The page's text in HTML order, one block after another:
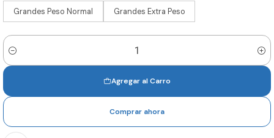
Grandes Peso Normal Grandes Extra Peso
Cantidad
Agregar al Carro
Comprar ahora